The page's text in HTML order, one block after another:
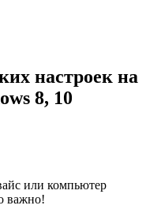
настроек на
8, 10
или компьютер
важно!